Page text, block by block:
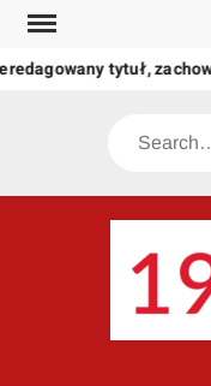
Skip
content
tytuł,
Search